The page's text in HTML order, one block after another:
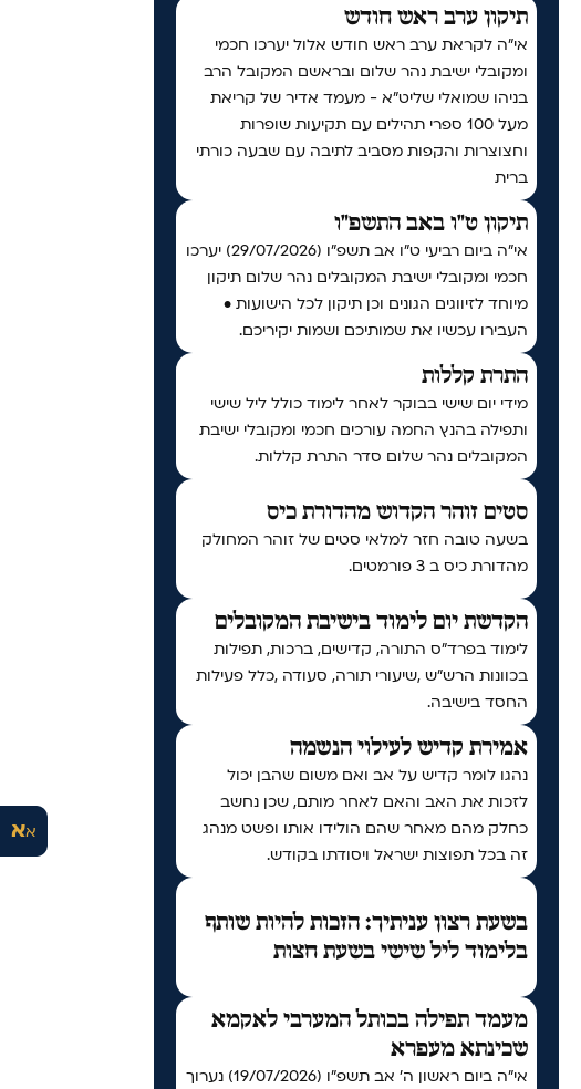
אא
תיקון ערב ראש חודש
אי"ה לקראת ערב ראש חודש אלול יערכו חכמי
ומקובלי ישיבת נהר שלום ובראשם המקובל הרב
בניהו שמואלי שליט״א - מעמד אדיר של קריאת
מעל 100 ספרי תהילים עם תקיעות שופרות
וחצוצרות והקפות מסביב לתיבה עם שבעה כורתי
ברית
תיקון ט"ו באב התשפ"ו
אי"ה ביום רביעי ט״ו אב תשפ״ו (29/07/2026) יערכו
חכמי ומקובלי ישיבת המקובלים נהר שלום תיקון
מיוחד לזיווגים הגונים וכן תיקון לכל הישועות •
העבירו עכשיו את שמותיכם ושמות יקיריכם.
התרת קללות
מידי יום שישי בבוקר לאחר לימוד כולל ליל שישי
ותפילה בהנץ החמה עורכים חכמי ומקובלי ישיבת
המקובלים נהר שלום סדר התרת קללות.
סטים זוהר הקדוש מהדורת כיס
בשעה טובה חזר למלאי סטים של זוהר המחולק
מהדורת כיס ב 3 פורמטים.
הקדשת יום לימוד בישיבת המקובלים
לימוד בפרד"ס התורה, קדישים, ברכות, תפילות
בכוונות הרש"ש ,שיעורי תורה, סעודה ,כלל פעילות
החסד בישיבה.
אמירת קדיש לעילוי הנשמה
נהגו לומר קדיש על אב ואם משום שהבן יכול
לזכות את האב והאם לאחר מותם, שכן נחשב
כחלק מהם מאחר שהם הולידו אותו ופשט מנהג
זה בכל תפוצות ישראל ויסודתו בקודש.
בשעת רצון עניתיך: הזכות להיות שותף
בלימוד ליל שישי בשעת חצות
מעמד תפילה בכותל המערבי לאקמא
שכינתא מעפרא
אי"ה ביום ראשון ה׳ אב תשפ״ו (19/07/2026) נערוך